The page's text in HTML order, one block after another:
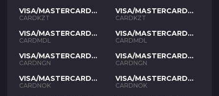
VISA/MASTERCARD
KZT
CARDKZT
VISA/MASTERCARD
MDL
CARDMDL
VISA/MASTERCARD
NGN
CARDNGN
VISA/MASTERCARD
NOK
CARDNOK
VISA/MASTERCARD
KZT
CARDKZT
VISA/MASTERCARD
MDL
CARDMDL
VISA/MASTERCARD
NGN
CARDNGN
VISA/MASTERCARD
NOK
CARDNOK